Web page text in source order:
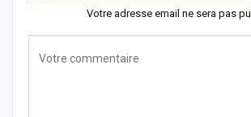
Votre adresse email ne sera pas